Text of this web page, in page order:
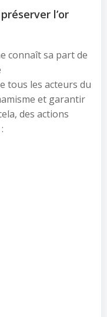
l’or
connaît sa part de
tous les acteurs du
et garantir
des actions